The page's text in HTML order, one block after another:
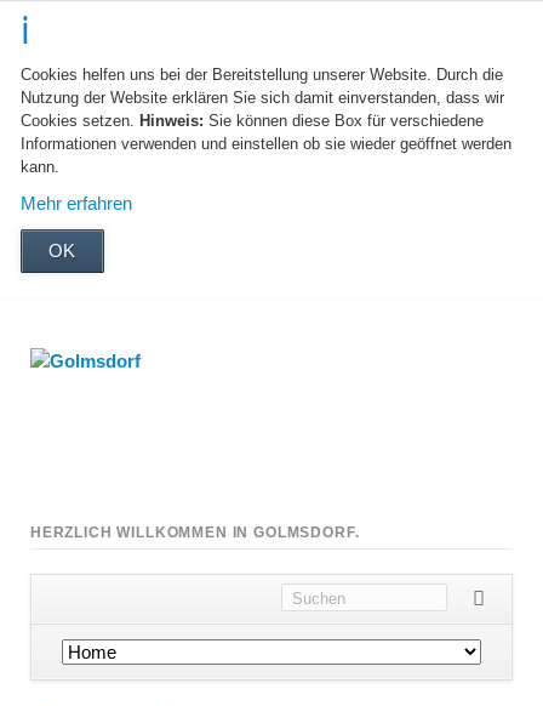
Cookies helfen uns bei der Bereitstellung unserer Website. Durch die
Nutzung der Website erklären Sie sich damit einverstanden, dass wir
Cookies setzen. Hinweis: Sie können diese Box für verschiedene
Informationen verwenden und einstellen ob sie wieder geöffnet werden
kann.
Mehr erfahren
OK
HERZLICH WILLKOMMEN IN GOLMSDORF.
Navigation
überspringen